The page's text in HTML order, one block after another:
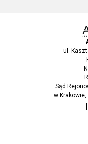
ul.
Sąd
w Krakowie,